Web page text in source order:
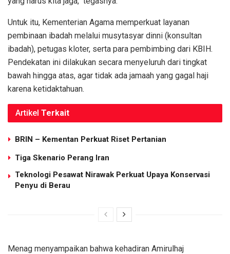
Untuk itu, Kementerian Agama memperkuat layanan
pembinaan ibadah melalui musytasyar dinni (konsultan
ibadah), petugas kloter, serta para pembimbing dari KBIH.
Pendekatan ini dilakukan secara menyeluruh dari tingkat
bawah hingga atas, agar tidak ada jamaah yang gagal haji
karena ketidaktahuan.
Artikel Terkait
BRIN – Kementan Perkuat Riset Pertanian
Tiga Skenario Perang Iran
Teknologi Pesawat Nirawak Perkuat Upaya Konservasi
Penyu di Berau
Menag menyampaikan bahwa kehadiran Amirulhaj